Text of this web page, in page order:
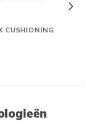
CUSHIONING